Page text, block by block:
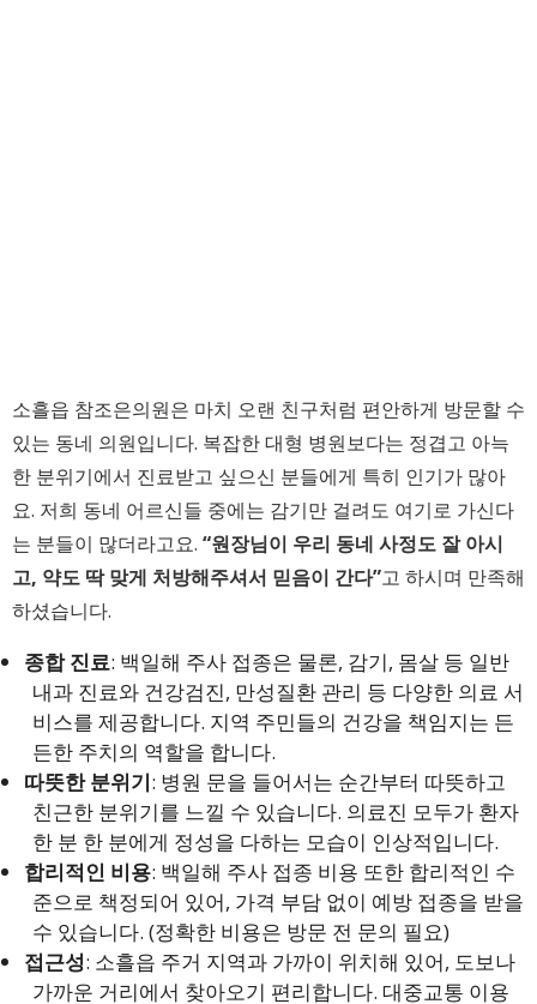
소흘읍 참조은의원은 마치 오랜 친구처럼 편안하게 방문할 수
있는 동네 의원입니다. 복잡한 대형 병원보다는 정겹고 아늑
한 분위기에서 진료받고 싶으신 분들에게 특히 인기가 많아
요. 저희 동네 어르신들 중에는 감기만 걸려도 여기로 가신다
는 분들이 많더라고요. “원장님이 우리 동네 사정도 잘 아시
고, 약도 딱 맞게 처방해주셔서 믿음이 간다”고 하시며 만족해
하셨습니다.
종합 진료: 백일해 주사 접종은 물론, 감기, 몸살 등 일반
내과 진료와 건강검진, 만성질환 관리 등 다양한 의료 서
비스를 제공합니다. 지역 주민들의 건강을 책임지는 든
든한 주치의 역할을 합니다.
따뜻한 분위기: 병원 문을 들어서는 순간부터 따뜻하고
친근한 분위기를 느낄 수 있습니다. 의료진 모두가 환자
한 분 한 분에게 정성을 다하는 모습이 인상적입니다.
합리적인 비용: 백일해 주사 접종 비용 또한 합리적인 수
준으로 책정되어 있어, 가격 부담 없이 예방 접종을 받을
수 있습니다. (정확한 비용은 방문 전 문의 필요)
접근성: 소흘읍 주거 지역과 가까이 위치해 있어, 도보나
가까운 거리에서 찾아오기 편리합니다. 대중교통 이용